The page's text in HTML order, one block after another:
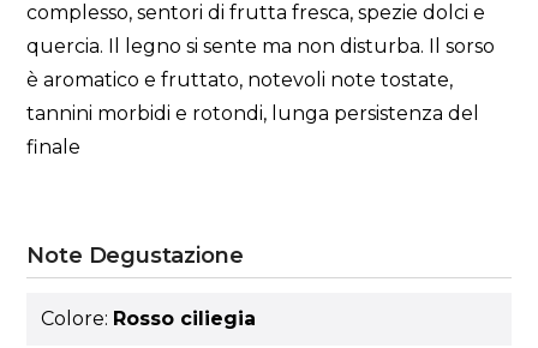
complesso, sentori di frutta fresca, spezie dolci e
quercia. Il legno si sente ma non disturba. Il sorso
è aromatico e fruttato, notevoli note tostate,
tannini morbidi e rotondi, lunga persistenza del
finale
Note Degustazione
Colore: Rosso ciliegia